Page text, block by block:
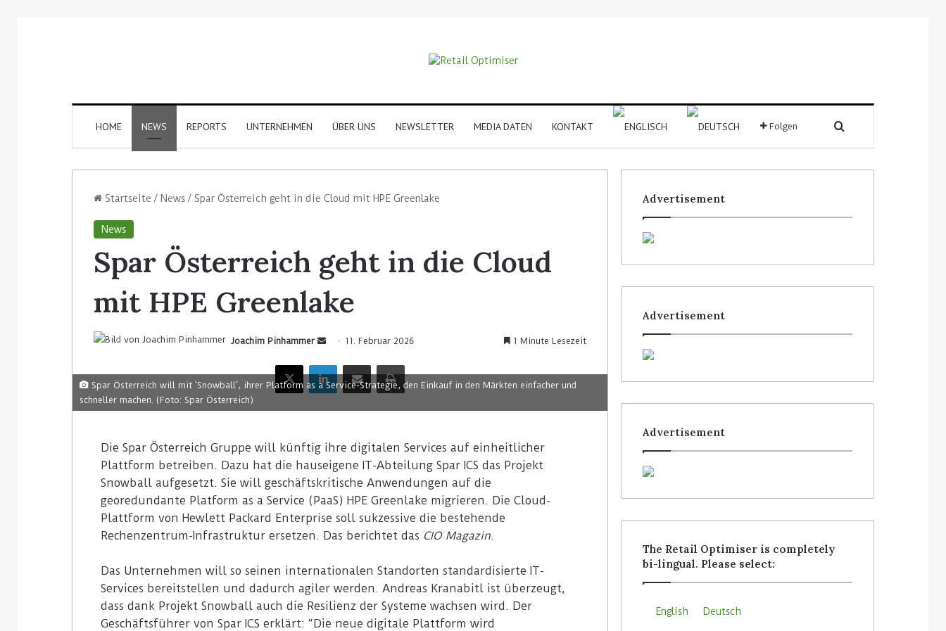
HOME NEWS REPORTS UNTERNEHMEN ÜBER UNS NEWSLETTER MEDIA DATEN KONTAKT Folgen
Startseite / News / Spar Österreich geht in die Cloud mit HPE Greenlake
News
Spar Österreich geht in die Cloud
mit HPE Greenlake
Joachim Pinhammer 11. Februar 2026 1 Minute Lesezeit
Spar Österreich will mit `Snowball´, ihrer Platform as a Service-Strategie, den Einkauf in den Märkten einfacher und
schneller machen. (Foto: Spar Österreich)
Die Spar Österreich Gruppe will künftig ihre digitalen Services auf einheitlicher
Plattform betreiben. Dazu hat die hauseigene IT-Abteilung Spar ICS das Projekt
Snowball aufgesetzt. Sie will geschäftskritische Anwendungen auf die
georedundante Platform as a Service (PaaS) HPE Greenlake migrieren. Die Cloud-
Plattform von Hewlett Packard Enterprise soll sukzessive die bestehende
Rechenzentrum-Infrastruktur ersetzen. Das berichtet das CIO Magazin.
Das Unternehmen will so seinen internationalen Standorten standardisierte IT-
Services bereitstellen und dadurch agiler werden. Andreas Kranabitl ist überzeugt,
dass dank Projekt Snowball auch die Resilienz der Systeme wachsen wird. Der
Geschäftsführer von Spar ICS erklärt: “Die neue digitale Plattform wird
Advertisement
Advertisement
Advertisement
The Retail Optimiser is completely
bi-lingual. Please select:
English Deutsch